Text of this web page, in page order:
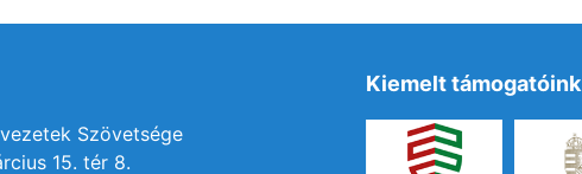
Szövetsége
15. tér 8.
Kiemelt támogatóink